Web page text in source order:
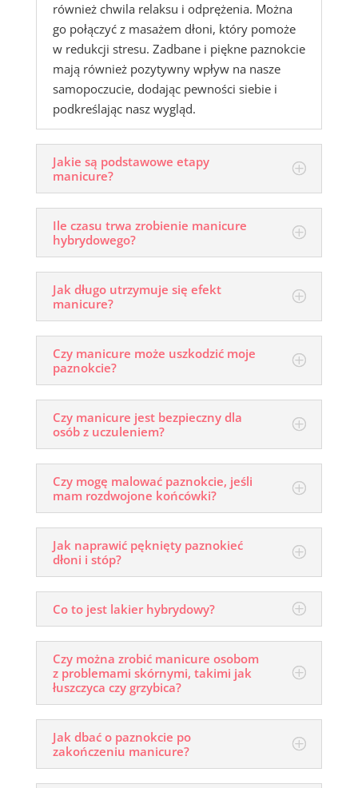
również chwila relaksu i odprężenia. Można
go połączyć z masażem dłoni, który pomoże
w redukcji stresu. Zadbane i piękne paznokcie
mają również pozytywny wpływ na nasze
samopoczucie, dodając pewności siebie i
podkreślając nasz wygląd.
Jakie są podstawowe etapy
manicure?
Ile czasu trwa zrobienie manicure
hybrydowego?
Jak długo utrzymuje się efekt
manicure?
Czy manicure może uszkodzić moje
paznokcie?
Czy manicure jest bezpieczny dla
osób z uczuleniem?
Czy mogę malować paznokcie, jeśli
mam rozdwojone końcówki?
Jak naprawić pęknięty paznokieć
dłoni i stóp?
Co to jest lakier hybrydowy?
Czy można zrobić manicure osobom
z problemami skórnymi, takimi jak
łuszczyca czy grzybica?
Jak dbać o paznokcie po
zakończeniu manicure?